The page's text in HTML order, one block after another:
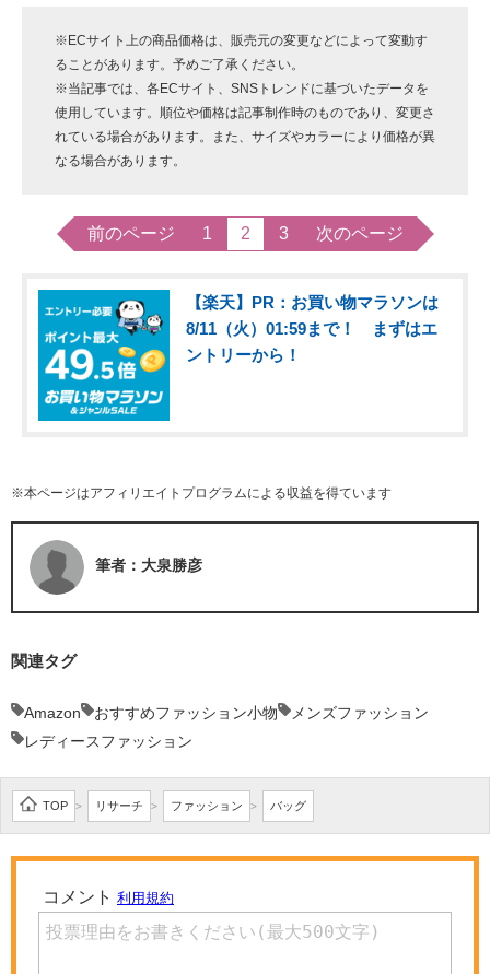
※ECサイト上の商品価格は、販売元の変更などによって変動す
ることがあります。予めご了承ください。
※当記事では、各ECサイト、SNSトレンドに基づいたデータを
使用しています。順位や価格は記事制作時のものであり、変更さ
れている場合があります。また、サイズやカラーにより価格が異
なる場合があります。
前のページ 1 2 3 次のページ
【楽天】PR：お買い物マラソンは
8/11（火）01:59まで！ まずはエ
ントリーから！
※本ページはアフィリエイトプログラムによる収益を得ています
筆者：大泉勝彦
関連タグ
Amazon おすすめファッション小物
メンズファッション
レディースファッション
TOP > リサーチ > ファッション > バッグ